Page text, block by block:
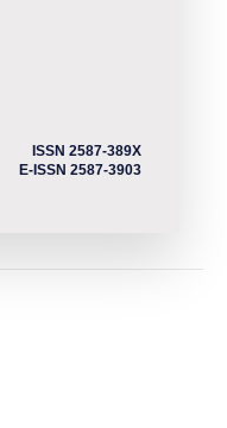
ISSN 2587-389X
E-ISSN 2587-3903